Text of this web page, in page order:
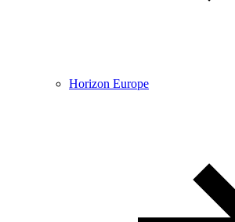
Horizon Europe